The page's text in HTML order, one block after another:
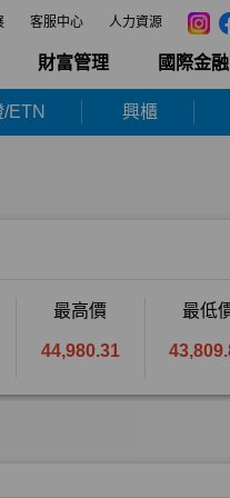
客服中心 人力資源
財富管理 國際金融
ETN 興櫃